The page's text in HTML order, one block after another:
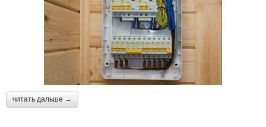
читать дальше →